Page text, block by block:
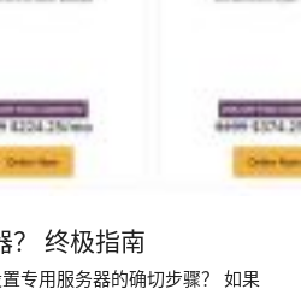
？ 终极指南
专用服务器的确切步骤？ 如果